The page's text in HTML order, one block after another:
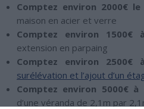
Comptez environ 2000€ le
maison en acier et verre
Comptez environ 1500€
extension en parpaing
Comptez environ 2500€
surélévation et l’ajout d’un
Comptez environ 5000€ à
d’une véranda de 2,1m par